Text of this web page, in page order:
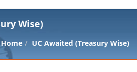
Wise)
Home UC Awaited (Treasury Wise)